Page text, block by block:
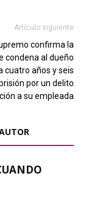
Artículo siguiente
confirma la
condena al dueño
cuatro años y seis
por un delito
a su empleada